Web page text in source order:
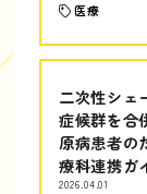
医療
二次性シェ
症候群を合
原病患者の
療科連携ガ
2026.04.01